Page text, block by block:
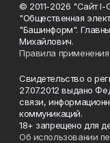
© 2011-2026 "Сайт I-
"Общественная
"Башинформ".
Михайлович.
Правила
Свидетельство о
27.07.2012 выдано
связи,
коммуникаций.
18+ запрещено для
Об использовании